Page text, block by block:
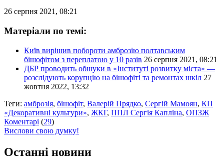
26 серпня 2021, 08:21
Матеріали по темі:
Київ вирішив побороти амброзію полтавським
бішофітом з переплатою у 10 разів 26 серпня 2021, 08:21
ДБР проводить обшуки в «Інституті розвитку міста» —
розслідують корупцію на бішофіті та ремонтах шкіл 27
жовтня 2022, 13:32
Теги: амброзія, бішофіт, Валерій Прядко, Сергій Мамоян, КП
«Декоративні культури», ЖКГ, ППЛ Сергія Капліна, ОПЗЖ
Коментарі (29)
Вислови свою думку!
Останні новини